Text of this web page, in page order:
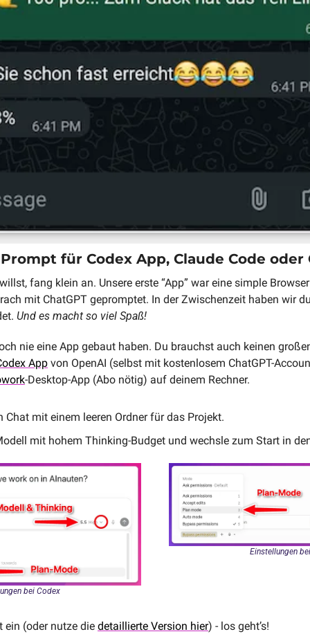
für Codex App, Claude Code oder
fang klein an. Unsere erste “App” war eine simple
mit ChatGPT gepromptet. In der Zwischenzeit haben wir
Und es macht so viel Spaß!
nie eine App gebaut haben. Du brauchst auch keinen
App
-Desktop-App (Abo nötig) auf deinem Rechner.
Chat mit einem leeren Ordner für das Projekt.
mit hohem Thinking-Budget und wechsle zum Start in
bei Codex
Einstellungen
ein (oder nutze die detaillierte Version hier) - los geht’s!